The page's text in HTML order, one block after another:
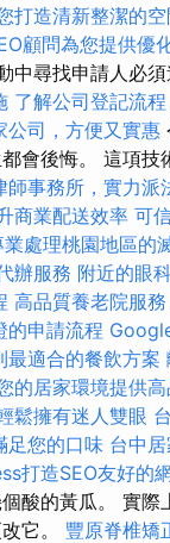
打造清新整潔的空
顧問為您提供優
中尋找申請人必
了解公司登記流
公司，方便又實惠
會後悔。 這項
師事務所，實力派
商業配送效率 可
處理桃園地區的
辦服務 附近的眼
高品質養老院服
的申請流程
最適合的餐飲方案
的居家環境提供
鬆擁有迷人雙眼
足您的口味 台中
打造SEO友好的
酸的黃瓜。 實
它。 豐原脊椎矯